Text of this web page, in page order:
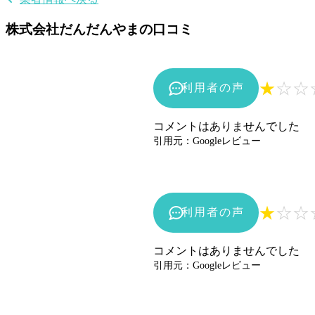
株式会社だんだんやまの口コミ
利用者の声 ★☆☆
コメントはありませんでした
引用元：Googleレビュー
利用者の声 ★☆☆
コメントはありませんでした
引用元：Googleレビュー